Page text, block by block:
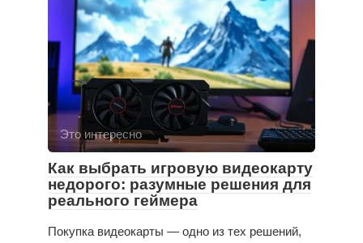
Это интересно
Как выбрать игровую видеокарту
недорого: разумные решения для
реального геймера
Покупка видеокарты — одно из тех решений,